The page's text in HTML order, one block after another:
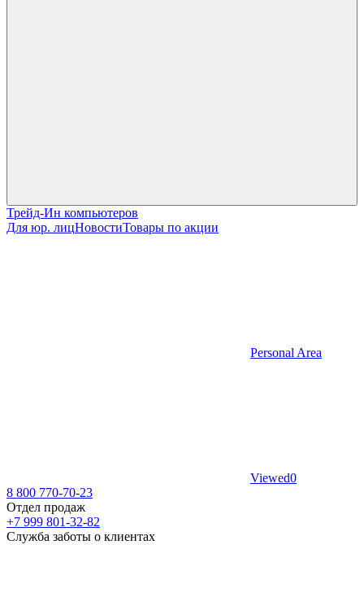
Трейд-Ин компьютеров
Для юр. лицНовостиТовары по акции
Personal Area
Viewed0
8 800 770-70-23
Отдел продаж
+7 999 801-32-82
Служба заботы о клиентах